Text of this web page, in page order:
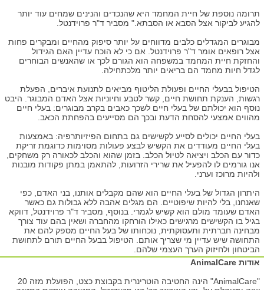
תרומה נוספת של חיית המחמד היא שהנכדים והנינים שמחים עוד יותר
להגיע לביקור אצל הסבא או הסבתא." מסביר ד"ר פרוידנטל.
מבוגרים המגדלים כלבים מדווחים על יותר סיפוק מהחיים ומבקרים פחות
אצל רופאים אומר ד"ר פרוידנטל. אם כי לא הוכח עדיין האם הגידול
והחזקת חיית המחמד במשפחה הוא הגורם לכך או שהאנשים הבוחרים
לגדל חיות מחמד הם בריאים יותר מלכתחילה.
הטיפול בבעלי החיים ופעולת הליטוף מביאים לתנועת איברים, הפעלת
רגשות, הענקת תחושת חיים, קשר לטבע וחיוניות אצל האדם המבוגר. היבט
נוסף הוא יכולתם של בעלי חיים לשכך כאבים בקרב מבוגרים: בעלי חיים
מהווים אמצעי להסחת הדעת ובכך הם מסייעים בהפחתת הכאב.
בעלי החיים יכולים לסייע לקשישים גם בתחום הפיזיותרפיה: באמצעות
בעלי החיים מעודדים את הקשיש לבצע פעולות מסוימות כדוגמת זריקת
כדור עם הכלב ויציאה לטיול הכלב. בזמן שהוא והכלב לכאורה רק משחקים,
אנו גורמים לו להפעיל את שרירי הזרועות, להתאמן במתן פקודות מובנות
ולהיות מרוכז וערני.
היתרון הגדול של בעלי החיים הוא שהם מקבלים אותנו, בני האדם, כפי
שאנחנו, בלי להיות שיפוטיים. הם מגלים אהבה ללא גבולות גם כאשר
האדם שעומד מולם הוא קשיש לגמרי. בנוסף, מסביר ד"ר פרוידנטל, דווקא
בגיל בו הקשישים מרגישים כאילו הורחקו מהחברה ושאין בהם עוד צורך
מבחינה חברתית ותעסוקתית, נוכחותו של בעל החיים מספק להם את
התחושה שיש עדיין מי שצריך אותם. הטיפול בבעל החיים תורם לתחושת
הביטחון ולחיזוק הערך העצמי שלהם.
אודות AnimalCare
"AnimalCare" הינה החטיבה הוטרינרית בקבוצת כצט, הפועלת מזה 20